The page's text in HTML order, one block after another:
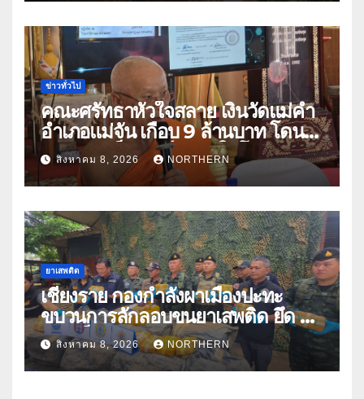
ข่าวทั่วไป
คณะศรัทธาหัวใจสลาย เงินวัดแม่คำ
อำเภอแม่จัน เกือบ 9 ล้านบาท โดน
แก๊งคอลเซ็นเตอร์หลอกให้โอนข้าม
ปีกว่า 66 บัญชี
สิงหาคม 8, 2026 NORTHERN
ยาเสพติด
เชียงราย กองกำลังผาเมืองปะทะ
ขบวนการลักลอบขนยาเสพติด ยึด 2
ล้านเม็ด
สิงหาคม 8, 2026 NORTHERN